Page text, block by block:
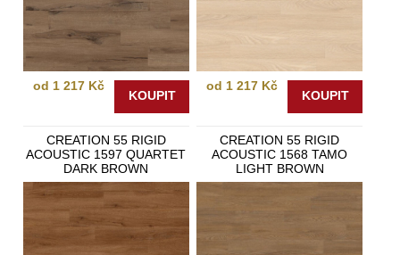
od 1 217 Kč
KOUPIT
od 1 217 Kč
KOUPIT
CREATION 55 RIGID
ACOUSTIC 1597 QUARTET
DARK BROWN
CREATION 55 RIGID
ACOUSTIC 1568 TAMO
LIGHT BROWN